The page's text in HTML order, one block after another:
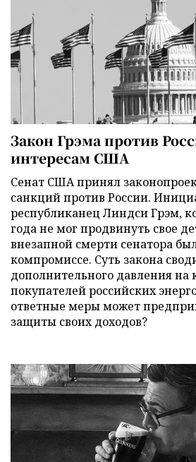
Закон Грэма против
интересам США
Сенат США принял
санкций против России.
республиканец Линдси Грэм,
года не мог продвинуть свое
внезапной смерти сенатора
компромиссе. Суть закона
дополнительного давления на
покупателей российских
ответные меры может
защиты своих доходов?